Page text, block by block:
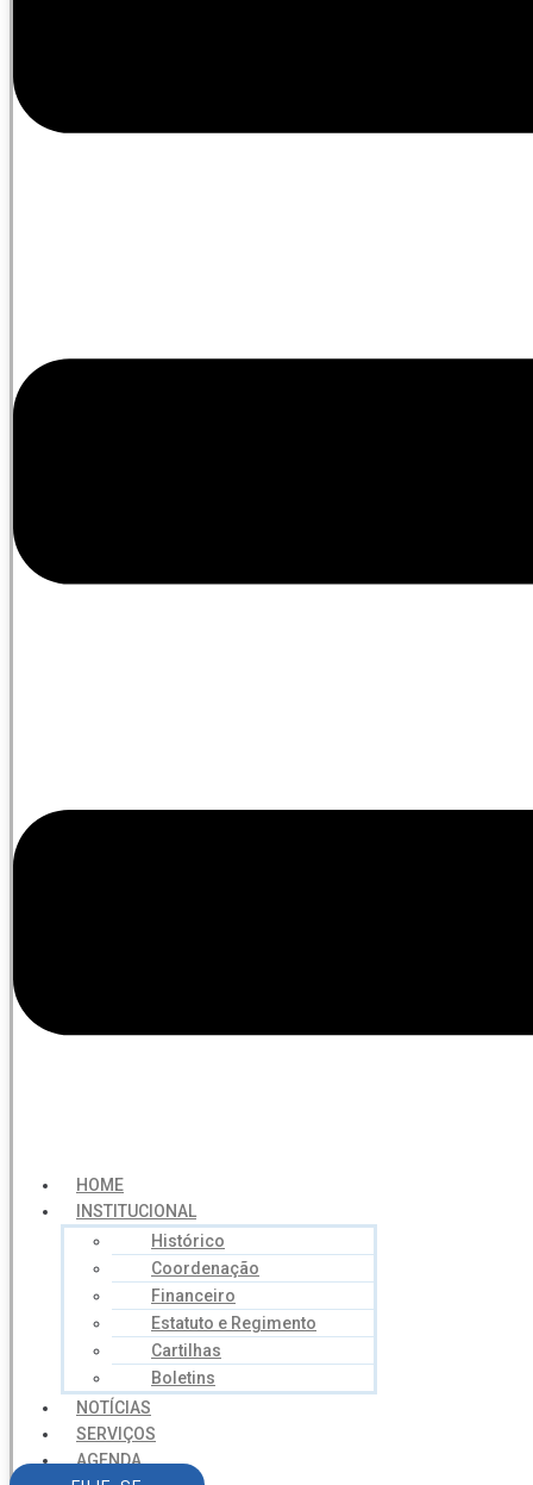
HOME
INSTITUCIONAL
Histórico
Coordenação
Financeiro
Estatuto e Regimento
Cartilhas
Boletins
NOTÍCIAS
SERVIÇOS
AGENDA